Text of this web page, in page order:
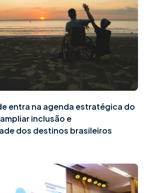
entra na agenda estratégica do
inclusão e
dos destinos brasileiros